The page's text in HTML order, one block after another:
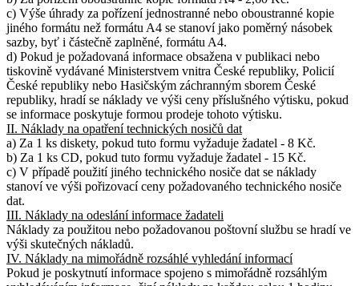
c) Výše úhrady za pořízení jednostranné nebo oboustranné kopie
jiného formátu než formátu A4 se stanoví jako poměrný násobek
sazby, byť i částečně zaplněné, formátu A4.
d) Pokud je požadovaná informace obsažena v publikaci nebo
tiskovině vydávané Ministerstvem vnitra České republiky, Policií
České republiky nebo Hasičským záchranným sborem České
republiky, hradí se náklady ve výši ceny příslušného výtisku, pokud
se informace poskytuje formou prodeje tohoto výtisku.
II. Náklady na opatření technických nosičů dat
a) Za 1 ks diskety, pokud tuto formu vyžaduje žadatel - 8 Kč.
b) Za 1 ks CD, pokud tuto formu vyžaduje žadatel - 15 Kč.
c) V případě použití jiného technického nosiče dat se náklady
stanoví ve výši pořizovací ceny požadovaného technického nosiče
dat.
III. Náklady na odeslání informace žadateli
Náklady za použitou nebo požadovanou poštovní službu se hradí ve
výši skutečných nákladů.
IV. Náklady na mimořádně rozsáhlé vyhledání informací
Pokud je poskytnutí informace spojeno s mimořádně rozsáhlým